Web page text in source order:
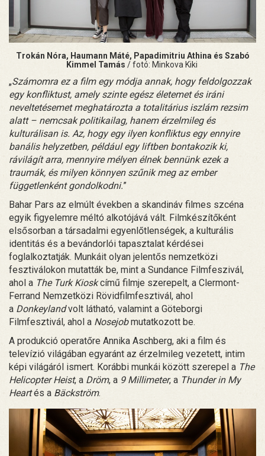
Trokán Nóra, Haumann Máté, Papadimitriu Athina és Szabó
Kimmel Tamás / fotó: Minkova Kiki
„Számomra ez a film egy módja annak, hogy feldolgozzak
egy konfliktust, amely szinte egész életemet és iráni
neveltetésemet meghatározta a totalitárius iszlám rezsim
alatt – nemcsak politikailag, hanem érzelmileg és
kulturálisan is. Az, hogy egy ilyen konfliktus egy ennyire
banális helyzetben, például egy liftben bontakozik ki,
rávilágít arra, mennyire mélyen élnek bennünk ezek a
traumák, és milyen könnyen szűnik meg az ember
függetlenként gondolkodni.”
Bahar Pars az elmúlt években a skandináv filmes szcéna
egyik figyelemre méltó alkotójává vált. Filmkészítőként
elsősorban a társadalmi egyenlőtlenségek, a kulturális
identitás és a bevándorlói tapasztalat kérdései
foglalkoztatják. Munkáit olyan jelentős nemzetközi
fesztiválokon mutatták be, mint a Sundance Filmfeszivál,
ahol a The Turk Kioskcímű filmje szerepelt, a Clermont-
Ferrand Nemzetközi Rövidfilmfesztivál, ahol
a Donkeylandvolt látható, valamint a Göteborgi
Filmfesztivál, ahol a Nosejobmutatkozott be.
A produkció operatőre Annika Aschberg, aki a film és
televízió világában egyaránt az érzelmileg vezetett, intim
képi világáról ismert. Korábbi munkái között szerepel a The
Helicopter Heist, a Dröm, a 9 Millimeter, a Thunder in My
Heartés a Bäckström.